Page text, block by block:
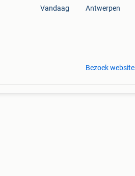
Vandaag Antwerpen
Bezoek website